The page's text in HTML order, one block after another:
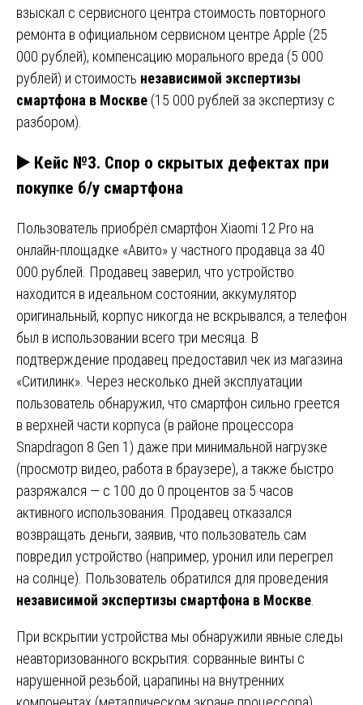
взыскал с сервисного центра стоимость повторного
ремонта в официальном сервисном центре Apple (25
000 рублей), компенсацию морального вреда (5 000
рублей) и стоимость независимой экспертизы
смартфона в Москве (15 000 рублей за экспертизу с
разбором).
▶️ Кейс №3. Спор о скрытых дефектах при
покупке б/у смартфона
Пользователь приобрёл смартфон Xiaomi 12 Pro на
онлайн-площадке «Авито» у частного продавца за 40
000 рублей. Продавец заверил, что устройство
находится в идеальном состоянии, аккумулятор
оригинальный, корпус никогда не вскрывался, а телефон
был в использовании всего три месяца. В
подтверждение продавец предоставил чек из магазина
«Ситилинк». Через несколько дней эксплуатации
пользователь обнаружил, что смартфон сильно греется
в верхней части корпуса (в районе процессора
Snapdragon 8 Gen 1) даже при минимальной нагрузке
(просмотр видео, работа в браузере), а также быстро
разряжался — с 100 до 0 процентов за 5 часов
активного использования. Продавец отказался
возвращать деньги, заявив, что пользователь сам
повредил устройство (например, уронил или перегрел
на солнце). Пользователь обратился для проведения
независимой экспертизы смартфона в Москве
При вскрытии устройства мы обнаружили явные следы
неавторизованного вскрытия: сорванные винты с
нарушенной резьбой, царапины на внутренних